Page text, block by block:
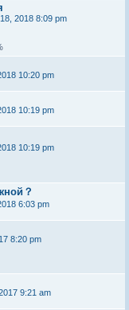
2018 8:09 pm
10:20 pm
10:19 pm
10:19 pm
？
6:03 pm
8:20 pm
9:21 am